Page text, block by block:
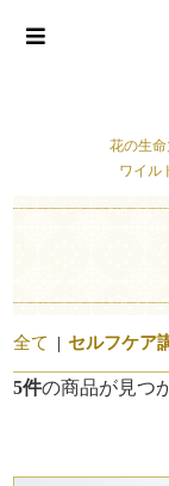
花の生
ワイル
全て | セルフケア
5件の商品が見つ